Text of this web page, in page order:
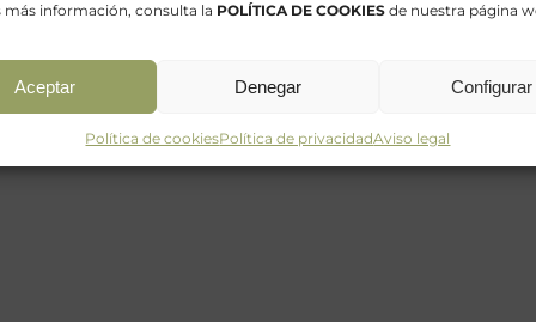
más información, consulta la POLÍTICA DE COOKIES de nuestra página
Aceptar Denegar Configurar
Política de cookiesPolítica de privacidadAviso legal